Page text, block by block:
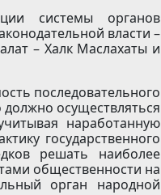
системы органов
власти –
– Халк Маслахаты и
последовательного
должно осуществляться
наработанную
государственного
решать наиболее
общественности на
орган народной